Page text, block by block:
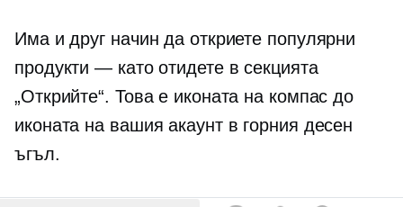
Има и друг начин да откриете популярни
продукти — като отидете в секцията
„Открийте“. Това е иконата на компас до
иконата на вашия акаунт в горния десен
ъгъл.